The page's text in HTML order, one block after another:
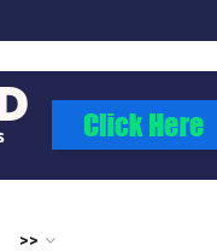
>>